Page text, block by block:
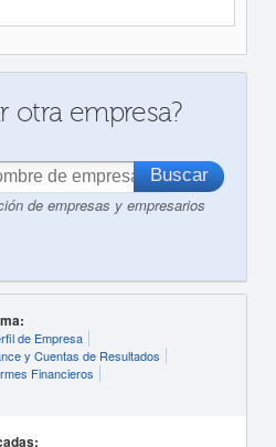
otra empresa?
de empresas y empresarios
de Empresa
y Cuentas de Resultados
Financieros